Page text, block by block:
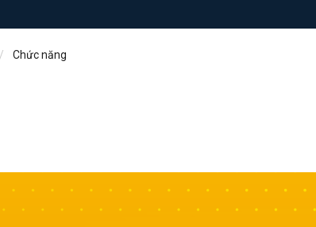
Chức năng